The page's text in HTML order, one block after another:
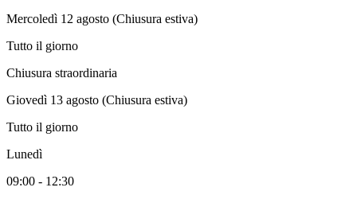
Mercoledì 12 agosto (Chiusura estiva)
Tutto il giorno
Chiusura straordinaria
Giovedì 13 agosto (Chiusura estiva)
Tutto il giorno
Lunedì
09:00 - 12:30